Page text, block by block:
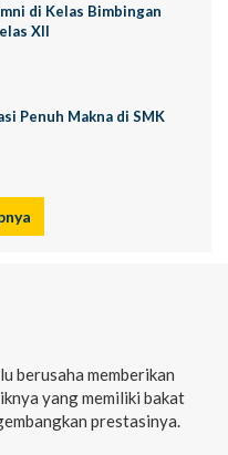
di Kelas Bimbingan
XII
Penuh Makna di SMK
berusaha memberikan
yang memiliki bakat
prestasinya.